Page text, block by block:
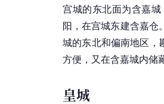
宫城的东北面为含嘉
阳 ，在宫城东建含嘉
城的东北和偏南地区，
方便，又在含嘉城内储
皇城